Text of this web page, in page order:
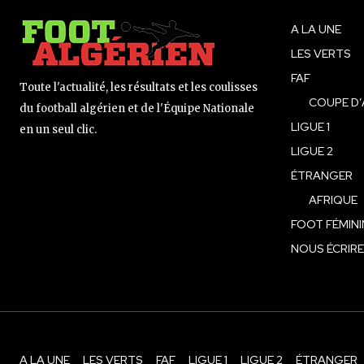
Toute l'actualité, les résultats et les coulisses
du football algérien et de l'Équipe Nationale
en un seul clic.
A LA UNE
LES VERTS
FAF
COUPE
LIGUE 1
LIGUE 2
ÉTRANGER
AFRIQUE
FOOT
NOUS ÉCRIRE
A LA UNE LES VERTS FAF LIGUE 1 LIGUE 2 ÉTRANGER